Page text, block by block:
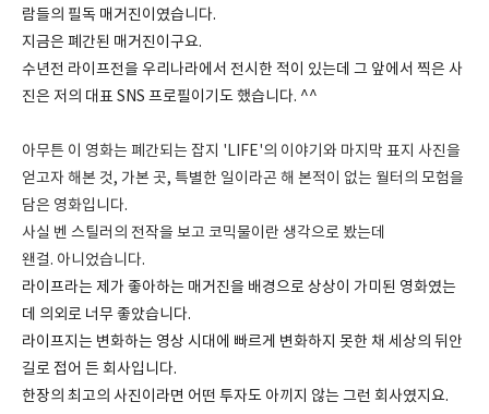
람들의 필독 매거진이였습니다.
지금은 폐간된 매거진이구요.
수년전 라이프전을 우리나라에서 전시한 적이 있는데 그 앞에서 찍은 사
진은 저의 대표 SNS 프로필이기도 했습니다. ^^
아무튼 이 영화는 폐간되는 잡지 'LIFE'의 이야기와 마지막 표지 사진을
얻고자 해본 것, 가본 곳, 특별한 일이라곤 해 본적이 없는 월터의 모험을
담은 영화입니다.
사실 벤 스틸러의 전작을 보고 코믹물이란 생각으로 봤는데
왠걸. 아니었습니다.
라이프라는 제가 좋아하는 매거진을 배경으로 상상이 가미된 영화였는
데 의외로 너무 좋았습니다.
라이프지는 변화하는 영상 시대에 빠르게 변화하지 못한 채 세상의 뒤안
길로 접어 든 회사입니다.
한장의 최고의 사진이라면 어떤 투자도 아끼지 않는 그런 회사였지요.